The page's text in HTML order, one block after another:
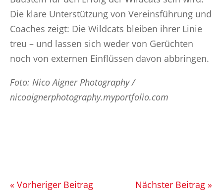
Die klare Unterstützung von Vereinsführung und
Coaches zeigt: Die Wildcats bleiben ihrer Linie
treu – und lassen sich weder von Gerüchten
noch von externen Einflüssen davon abbringen.
Foto: Nico Aigner Photography /
nicoaignerphotography.myportfolio.com
« Vorheriger Beitrag Nächster Beitrag »